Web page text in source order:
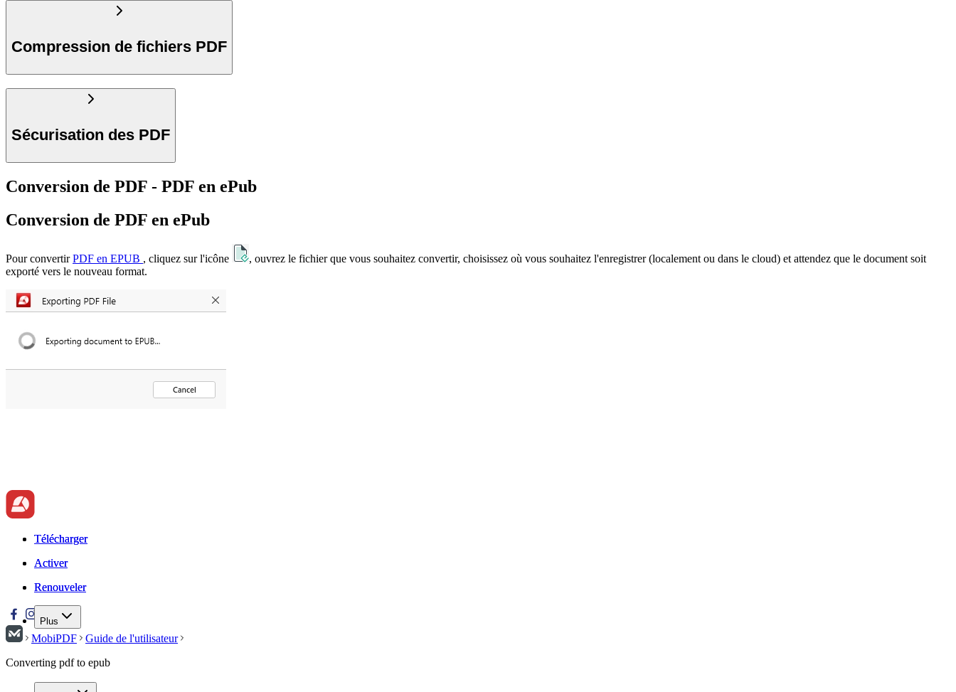
Compression de fichiers PDF
Sécurisation des PDF
Conversion de PDF - PDF en ePub
Conversion de PDF en ePub
Pour convertirPDF en EPUB , cliquez sur l'icône
, ouvrez le fichier que vous souhaitez convertir, choisissez où vous souhaitez l'enregistrer (localement ou dans le cloud) et attendez que le document soit
exporté vers le nouveau format.
Télécharger
Activer
Renouveler
Plus
Télécharger
Activer
Renouveler
MobiPDF
Guide de l'utilisateur
Converting pdf to epub